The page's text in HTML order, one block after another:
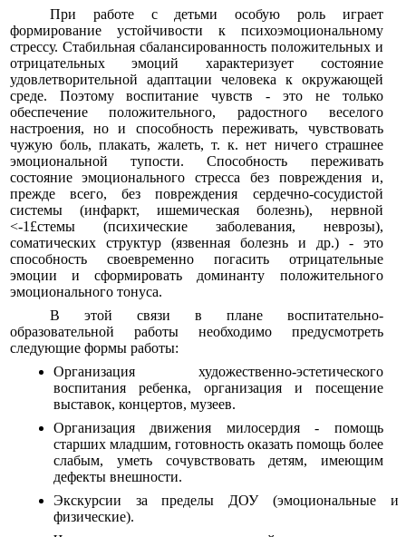
При работе с детьми особую роль играет
формирование устойчивости к психоэмоциональному
стрессу. Стабильная сбалансированность положительных и
отрицательных эмоций характеризует состояние
удовлетворительной адаптации человека к окружающей
среде. Поэтому воспитание чувств - это не только
обеспечение положительного, радостного веселого
настроения, но и способность переживать, чувствовать
чужую боль, плакать, жалеть, т. к. нет ничего страшнее
эмоциональной тупости. Способность переживать
состояние эмоционального стресса без повреждения и,
прежде всего, без повреждения сердечно-сосудистой
системы (инфаркт, ишемическая болезнь), нервной
<-1£стемы (психические заболевания, неврозы),
соматических структур (язвенная болезнь и др.) - это
способность своевременно погасить отрицательные
эмоции и сформировать доминанту положительного
эмоционального тонуса.
В этой связи в плане воспитательно-
образовательной работы необходимо предусмотреть
следующие формы работы:
Организация художественно-эстетического
воспитания ребенка, организация и посещение
выставок, концертов, музеев.
Организация движения милосердия - помощь
старших младшим, готовность оказать помощь более
слабым, уметь сочувствовать детям, имеющим
дефекты внешности.
Экскурсии за пределы ДОУ (эмоциональные и
физические).